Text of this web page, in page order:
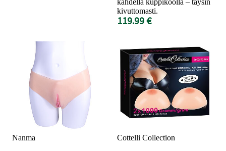
kivuttomasti.
119.99 €
Nanma Cottelli Collection